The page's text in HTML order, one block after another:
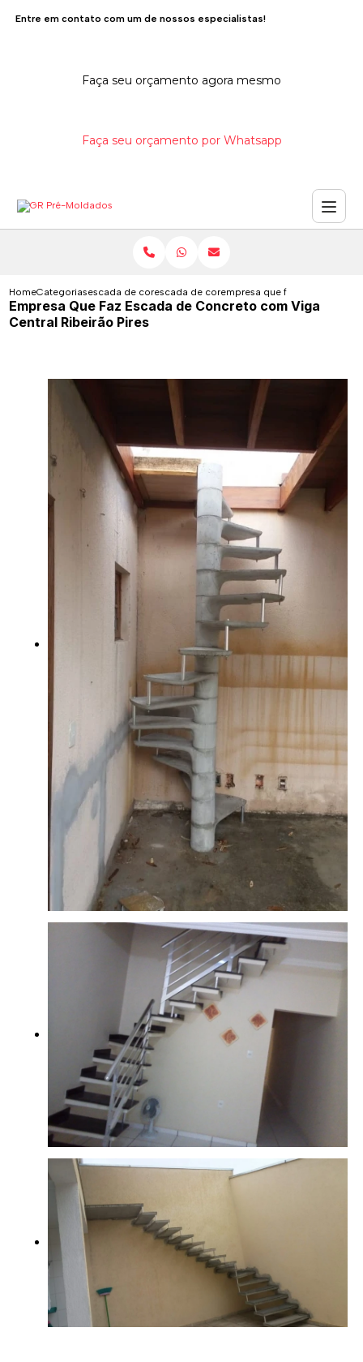
Entre em contato com um de nossos especialistas!
Faça seu orçamento agora mesmo
Faça seu orçamento por Whatsapp
HomeCategoriasescada de concretoescada de concreto internaempresa que faz escada de
Empresa Que Faz Escada de Concreto com Viga
Central Ribeirão Pires